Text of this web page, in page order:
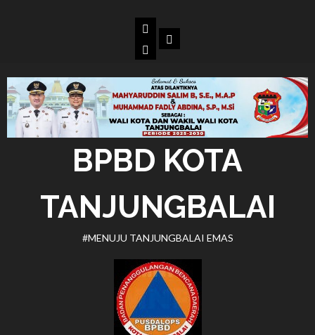
Beranda
BPBD
Tanjungbalai
Dokumen
BPBD KOTA
TANJUNGBALAI
#MENUJU TANJUNGBALAI EMAS